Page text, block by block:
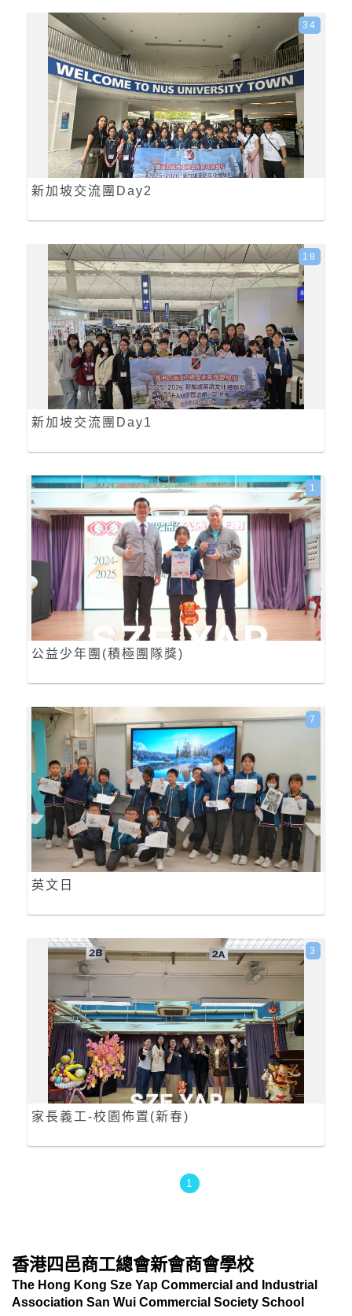
新加坡交流團Day2
34
新加坡交流團Day1
18
公益少年團(積極團隊獎)
1
英文日
7
家長義工-校園佈置(新春)
3
1
香港四邑商工總會新會商會學校
The Hong Kong Sze Yap Commercial and Industrial
Association San Wui Commercial Society School